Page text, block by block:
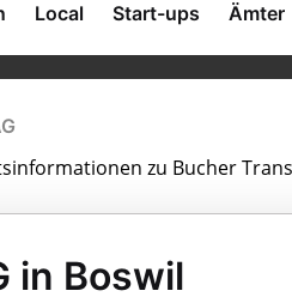
Local Start-ups Ämter
zu Bucher
in Boswil